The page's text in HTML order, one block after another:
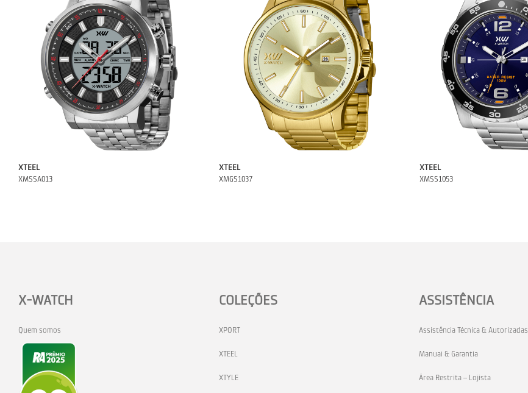
XTEEL
XMSSA013
XTEEL
XMGS1037
XTEEL
XMSS1053
X-WATCH
Quem somos
COLEÇÕES
XPORT
XTEEL
XTYLE
ASSISTÊNCIA
Assistência Técnica & Autorizadas
Manual & Garantia
Área Restrita – Lojista